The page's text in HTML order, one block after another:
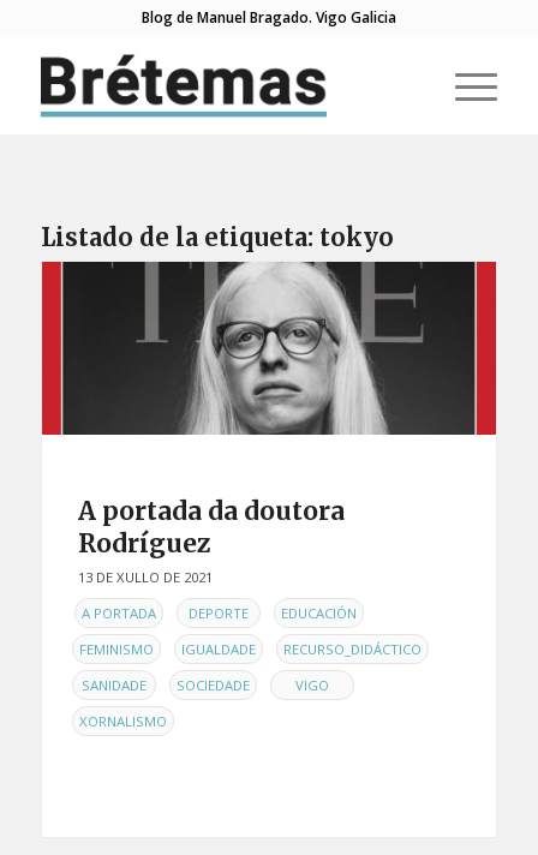
Blog de Manuel Bragado. Vigo Galicia
Listado de la etiqueta: tokyo
A portada da doutora
Rodríguez
13 DE XULLO DE 2021
ENA PORTADA , DEPORTE , EDUCACIÓN ,
FEMINISMO , IGUALDADE , RECURSO_DIDÁCTICO ,
SANIDADE , SOCIEDADE , VIGO ,
XORNALISMO